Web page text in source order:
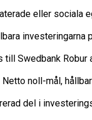
eller sociala
till Swedbank
noll-mål,
del i